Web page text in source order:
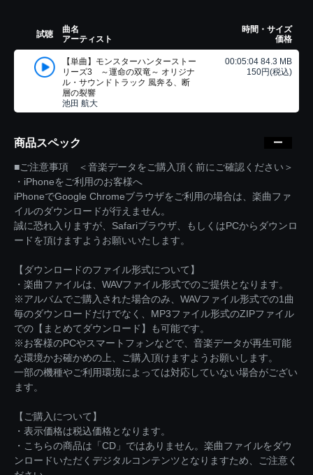
試聴
曲名
アーティスト
時間・サイズ
価格
【単曲】モンスターハンターストー
リーズ3 ～運命の双竜～ オリジナ
ル・サウンドトラック 風奔る、断
層の裂響
池田 航大
00:05:04 84.3 MB
150円(税込)
商品スペック
■ご注意事項 ＜音楽データをご購入頂く前にご確認ください＞
・iPhoneをご利用のお客様へ
iPhoneでGoogle Chromeブラウザをご利用の場合は、楽曲ファ
イルのダウンロードが行えません。
誠に恐れ入りますが、Safariブラウザ、もしくはPCからダウンロ
ードを頂けますようお願いいたします。
【ダウンロードのファイル形式について】
・楽曲ファイルは、WAVファイル形式でのご提供となります。
※アルバムでご購入された場合のみ、WAVファイル形式での1曲
毎のダウンロードだけでなく、MP3ファイル形式のZIPファイル
での【まとめてダウンロード】も可能です。
※お客様のPCやスマートフォンなどで、音楽データが再生可能
な環境かお確かめの上、ご購入頂けますようお願いします。
一部の機種やご利用環境によっては対応していない場合がござい
ます。
【ご購入について】
・表示価格は税込価格となります。
・こちらの商品は「CD」ではありません。楽曲ファイルをダウ
ンロードいただくデジタルコンテンツとなりますため、ご注意く